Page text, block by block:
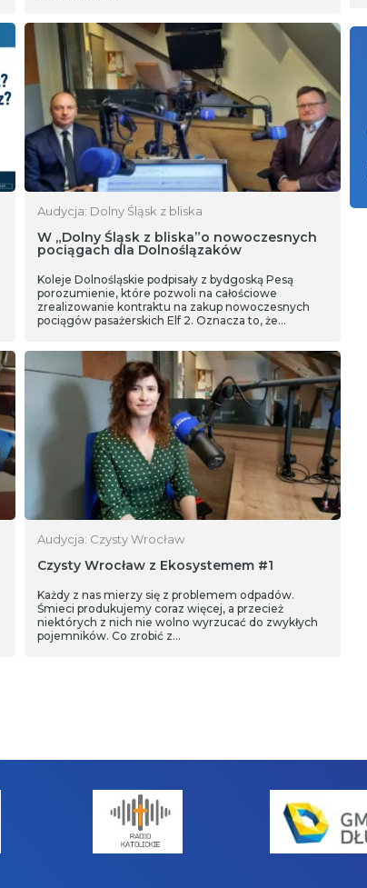
Audycja: Dolny Śląsk z bliska
W „Dolny Śląsk z bliska”o nowoczesnych
pociągach dla Dolnoślązaków
Koleje Dolnośląskie podpisały z bydgoską Pesą
porozumienie, które pozwoli na całościowe
zrealizowanie kontraktu na zakup nowoczesnych
pociągów pasażerskich Elf 2. Oznacza to, że
posiadaczem największej floty pojazdów tego typu
w Polsce i będzie w sumie dysponował 25 sztukami
o łącznej wartości 726 mln zł brutto.
Audycja: Czysty Wrocław
Czysty Wrocław z Ekosystemem #1
Każdy z nas mierzy się z problemem odpadów.
Śmieci produkujemy coraz więcej, a przecież
niektórych z nich nie wolno wyrzucać do zwykłych
pojemników. Co zrobić z…